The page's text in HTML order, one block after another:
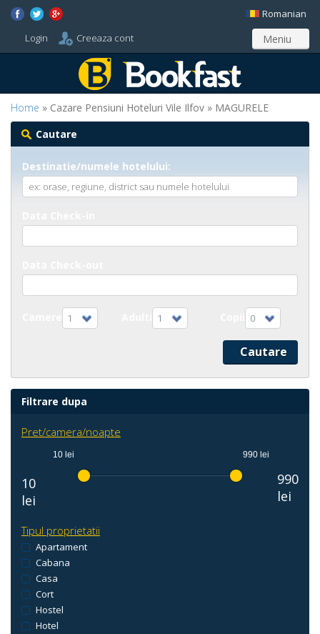
Login Creeaza cont
Romanian
Meniu
Home » Cazare Pensiuni Hoteluri Vile Ilfov » MAGURELE
Cautare
Destinatie/numele hotelului:
1 1 0
Filtrare dupa
Pret/camera/noapte
10
lei
10 lei 990 lei
990
lei
Tipul proprietatii
Apartament
Cabana
Casa
Cort
Hostel
Hotel